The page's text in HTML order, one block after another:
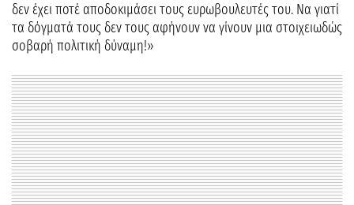
δεν έχει ποτέ αποδοκιμάσει τους ευρωβουλευτές του. Να γιατί
τα δόγματά τους δεν τους αφήνουν να γίνουν μια στοιχειωδώς
σοβαρή πολιτική δύναμη!»